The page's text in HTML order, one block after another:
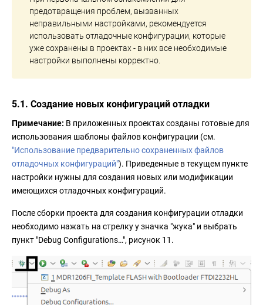
предотвращения проблем, вызванных
неправильными настройками, рекомендуется
использовать отладочные конфигурации, которые
уже сохранены в проектах - в них все необходимые
настройки выполнены корректно.
5.1. Создание новых конфигураций отладки
Примечание: В приложенных проектах созданы готовые для
использования шаблоны файлов конфигурации (см.
"Использование предварительно сохраненных файлов
отладочных конфигураций"). Приведенные в текущем пункте
настройки нужны для создания новых или модификации
имеющихся отладочных конфигураций.
После сборки проекта для создания конфигурации отладки
необходимо нажать на стрелку у значка "жука" и выбрать
пункт "Debug Configurations…", рисунок 11.